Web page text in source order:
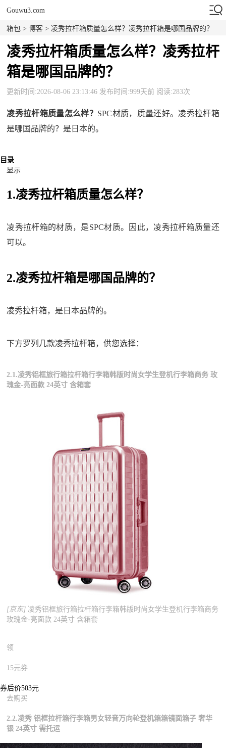
Gouwu3.com
箱包 >博客 > 凌秀拉杆箱质量怎么样？凌秀拉杆箱是哪国品牌的？
凌秀拉杆箱质量怎么样？凌秀拉杆
箱是哪国品牌的？
更新时间:2026-08-06 23:13:46 发布时间:999天前 阅读:283次
凌秀拉杆箱质量怎么样？ SPC材质，质量还好。凌秀拉杆箱
是哪国品牌的？是日本的。
目录
显示
1.凌秀拉杆箱质量怎么样？
凌秀拉杆箱的材质，是SPC材质。因此，凌秀拉杆箱质量还
可以。
2.凌秀拉杆箱是哪国品牌的？
凌秀拉杆箱，是日本品牌的。
下方罗列几款凌秀拉杆箱，供您选择：
2.1.凌秀铝框旅行箱拉杆箱行李箱韩版时尚女学生登机行李箱商务 玫
瑰金-亮面款 24英寸 含箱套
[京东] 凌秀铝框旅行箱拉杆箱行李箱韩版时尚女学生登机行李箱商务
玫瑰金-亮面款 24英寸 含箱套
领
15元券
券后价503元
去购买
2.2.凌秀 铝框拉杆箱行李箱男女轻音万向轮登机箱箱镜面箱子 奢华
银 24英寸 需托运